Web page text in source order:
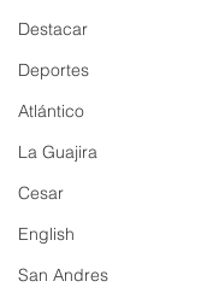
Destacar
Deportes
Atlántico
La Guajira
Cesar
English
San Andres